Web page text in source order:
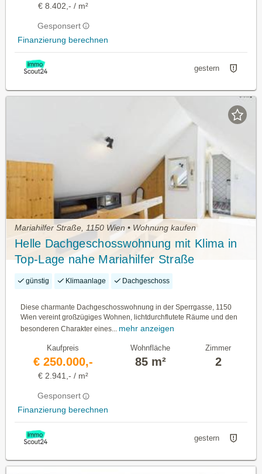
€ 8.402,- / m²
Gesponsert
Finanzierung berechnen
gestern
Mariahilfer Straße, 1150 Wien • Wohnung kaufen
Helle Dachgeschosswohnung mit Klima in
Top-Lage nahe Mariahilfer Straße
günstig Klimaanlage Dachgeschoss
Diese charmante Dachgeschosswohnung in der Sperrgasse, 1150
Wien vereint großzügiges Wohnen, lichtdurchflutete Räume und den
besonderen Charakter eines... mehr anzeigen
Kaufpreis
€ 250.000,-
€ 2.941,- / m²
Gesponsert
Finanzierung berechnen
Wohnfläche
85 m²
Zimmer
2
gestern